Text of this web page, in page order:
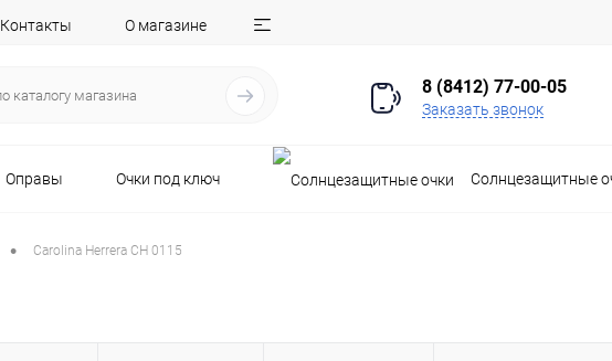
Контакты О магазине
8 (8412) 77-00-05
Заказать звонок
Оправы Очки под ключ Солнцезащитные
• Carolina Herrera CH 0115